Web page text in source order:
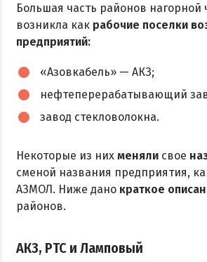
Рыбалка
Памятники и скульптуры
Приморская площадь
ЭКСКУРСИИ И МАРШРУТЫ
Острова Дзендзик
Большая часть районов нагорной
возникла как рабочие поселки
предприятий:
«Азовкабель» — АКЗ;
нефтеперерабатывающий
завод стекловолокна.
Некоторые из них меняли свое
сменой названия предприятия,
АЗМОЛ. Ниже дано краткое
районов.
АКЗ, РТС и Ламповый